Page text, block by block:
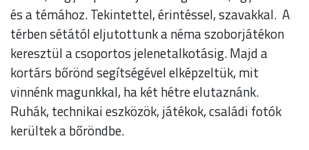
és a témához. Tekintettel, érintéssel, szavakkal. A
térben sétától eljutottunk a néma szoborjátékon
keresztül a csoportos jelenetalkotásig. Majd a
kortárs bőrönd segítségével elképzeltük, mit
vinnénk magunkkal, ha két hétre elutaznánk.
Ruhák, technikai eszközök, játékok, családi fotók
kerültek a bőröndbe.